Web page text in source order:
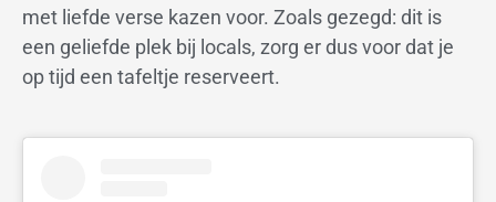
met liefde verse kazen voor. Zoals gezegd: dit is
een geliefde plek bij locals, zorg er dus voor dat je
op tijd een tafeltje reserveert.